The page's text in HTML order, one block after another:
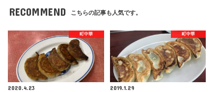
RECOMMEND こちらの記事も人気です。
町中華
2020.4.23
町中華
2019.1.29